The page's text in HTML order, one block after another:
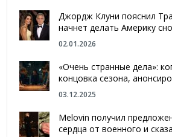
Джордж Клуни пояснил
начнет делать Америку
02.01.2026
«Очень странные дела»:
концовка сезона,
03.12.2025
Melovin получил
сердца от военного и